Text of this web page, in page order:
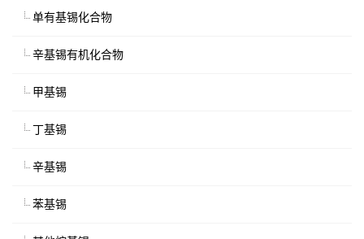
单有基锡化合物
辛基锡有机化合物
甲基锡
丁基锡
辛基锡
苯基锡